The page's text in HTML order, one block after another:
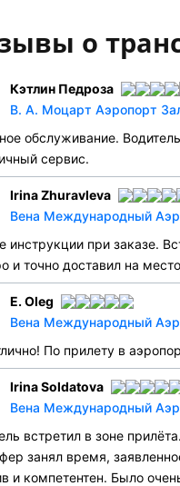
о
Кэтлин Педроза
В. А. Моцарт Аэропорт
обслуживание.
сервис.
Irina Zhuravleva
Вена Международный
инструкции при заказе.
и точно доставил на
E. Oleg
Вена Международный
По прилету в
Irina Soldatova
Вена Международный
встретил в зоне
занял время,
и компетентен. Было